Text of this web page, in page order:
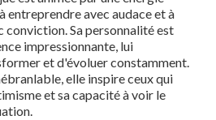
entreprendre avec audace et à
conviction. Sa personnalité est
impressionnante, lui
et d'évoluer constamment.
elle inspire ceux qui
et sa capacité à voir le